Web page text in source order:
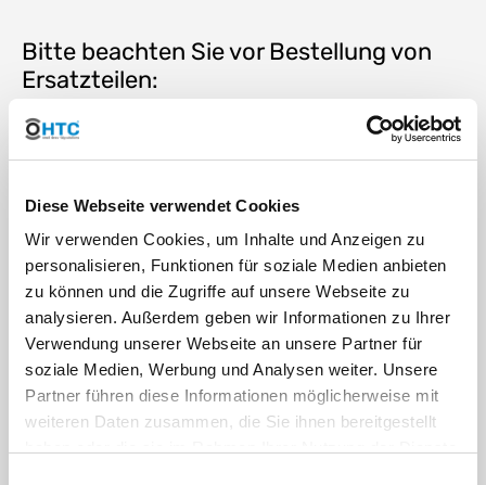
Diese Webseite verwendet Cookies
Wir verwenden Cookies, um Inhalte und Anzeigen zu
personalisieren, Funktionen für soziale Medien anbieten
zu können und die Zugriffe auf unsere Webseite zu
analysieren. Außerdem geben wir Informationen zu Ihrer
Verwendung unserer Webseite an unsere Partner für
soziale Medien, Werbung und Analysen weiter. Unsere
Partner führen diese Informationen möglicherweise mit
weiteren Daten zusammen, die Sie ihnen bereitgestellt
Bitte beachten Sie vor Bestellung von
Ersatzteilen:
Der O-Ring ist auschließlich passend für die von uns
vertriebenen und verlinkten PVC-U Verschraubungen und
Anschlussgröße des Kugelhahns. Größe, Durchmesser
Kompatibilität zu Fremdverschraubungen wäre rein
zufällig. Ersatzteile sind ausschließlich für den von uns
vertriebenen und verlinkten PVC-U Verschraubungen
passend.
Keine Rückgabe bzw. Widerruf bei
Ersatzteilen.